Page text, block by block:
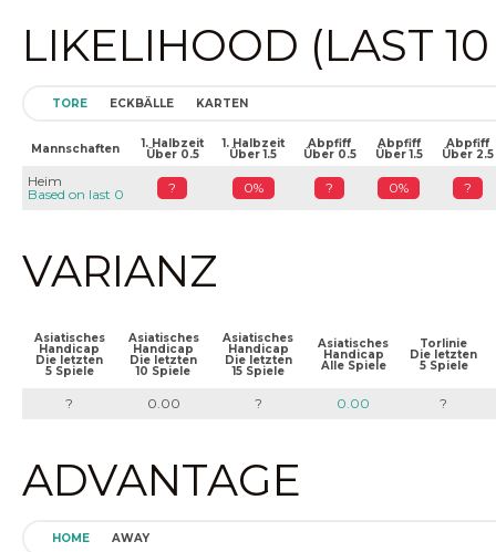
LIKELIHOOD (LAST
TORE ECKBÄLLE KARTEN
Mannschaften 1. Halbzeit
Über 0.5
1. Halbzeit
Über 1.5
Abpfiff
Über 0.5
Abpfiff
Über 1.5
Abpfiff
Über 2.5
Heim
Based on last 0
? 0% ? 0% ?
VARIANZ
Asiatisches
Handicap
Die letzten
5 Spiele
Asiatisches
Handicap
Die letzten
10 Spiele
Asiatisches
Handicap
Die letzten
15 Spiele
Asiatisches
Handicap
Alle Spiele
Torlinie
Die letzten
5 Spiele
? 0.00 ? 0.00 ?
ADVANTAGE
HOME AWAY